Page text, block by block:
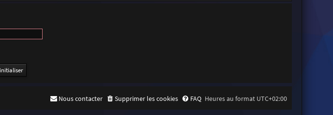
Heures au format UTC+02:00
FAQ
Supprimer les cookies
Nous contacter